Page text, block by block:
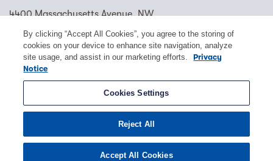
4400 Massachusetts Avenue, NW
Washington, DC 20016
(202) 885-1000 Contact Us Visit AU Work at AU
Copyright © 2026 American University.
Policies
By clicking “Accept All Cookies”, you agree to the storing of
cookies on your device to enhance site navigation, analyze
site usage, and assist in our marketing efforts.
Privacy
Notice
Cookies Settings
Reject All
Accept All Cookies